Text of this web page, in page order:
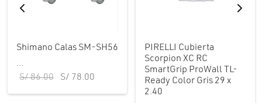
Shimano Calas SM-SH56
...
S/86.00
El precio
original
S/ 78.00
actual
PIRELLI Cubierta
Scorpion XC RC
SmartGrip ProWall TL-
Ready Color Gris 29 x
2.40